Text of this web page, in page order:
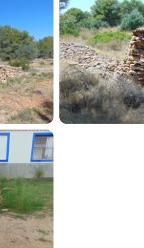
Síguenos y
Suscríbete y
Suscribir